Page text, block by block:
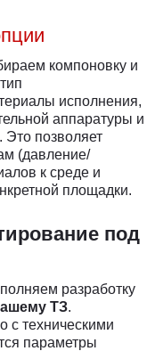
компоновку и
исполнения,
аппаратуры и
позволяет
(давление/
к среде и
площадки.
под
разработку
ТЗ.
с техническими
параметры